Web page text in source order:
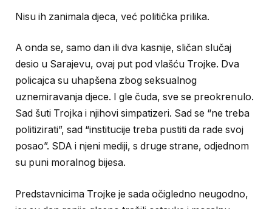
Nisu ih zanimala djeca, već politička prilika.
A onda se, samo dan ili dva kasnije, sličan slučaj
desio u Sarajevu, ovaj put pod vlašću Trojke. Dva
policajca su uhapšena zbog seksualnog
uznemiravanja djece. I gle čuda, sve se preokrenulo.
Sad šuti Trojka i njihovi simpatizeri. Sad se “ne treba
politizirati”, sad “institucije treba pustiti da rade svoj
posao”. SDA i njeni mediji, s druge strane, odjednom
su puni moralnog bijesa.
Predstavnicima Trojke je sada očigledno neugodno,